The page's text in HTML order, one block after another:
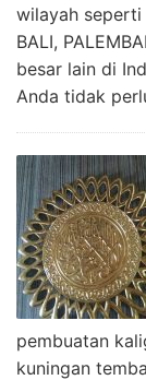
wilayah seperti
BALI,
besar lain di
Anda tidak
pembuatan
kuningan